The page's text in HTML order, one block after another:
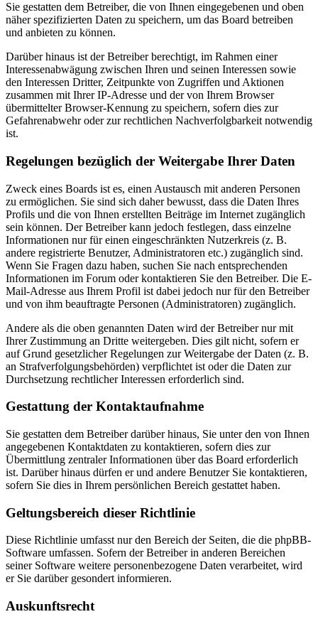
Sie gestatten dem Betreiber, die von Ihnen eingegebenen und oben
näher spezifizierten Daten zu speichern, um das Board betreiben
und anbieten zu können.
Darüber hinaus ist der Betreiber berechtigt, im Rahmen einer
Interessenabwägung zwischen Ihren und seinen Interessen sowie
den Interessen Dritter, Zeitpunkte von Zugriffen und Aktionen
zusammen mit Ihrer IP-Adresse und der von Ihrem Browser
übermittelter Browser-Kennung zu speichern, sofern dies zur
Gefahrenabwehr oder zur rechtlichen Nachverfolgbarkeit notwendig
ist.
Regelungen bezüglich der Weitergabe Ihrer Daten
Zweck eines Boards ist es, einen Austausch mit anderen Personen
zu ermöglichen. Sie sind sich daher bewusst, dass die Daten Ihres
Profils und die von Ihnen erstellten Beiträge im Internet zugänglich
sein können. Der Betreiber kann jedoch festlegen, dass einzelne
Informationen nur für einen eingeschränkten Nutzerkreis (z. B.
andere registrierte Benutzer, Administratoren etc.) zugänglich sind.
Wenn Sie Fragen dazu haben, suchen Sie nach entsprechenden
Informationen im Forum oder kontaktieren Sie den Betreiber. Die E-
Mail-Adresse aus Ihrem Profil ist dabei jedoch nur für den Betreiber
und von ihm beauftragte Personen (Administratoren) zugänglich.
Andere als die oben genannten Daten wird der Betreiber nur mit
Ihrer Zustimmung an Dritte weitergeben. Dies gilt nicht, sofern er
auf Grund gesetzlicher Regelungen zur Weitergabe der Daten (z. B.
an Strafverfolgungsbehörden) verpflichtet ist oder die Daten zur
Durchsetzung rechtlicher Interessen erforderlich sind.
Gestattung der Kontaktaufnahme
Sie gestatten dem Betreiber darüber hinaus, Sie unter den von Ihnen
angegebenen Kontaktdaten zu kontaktieren, sofern dies zur
Übermittlung zentraler Informationen über das Board erforderlich
ist. Darüber hinaus dürfen er und andere Benutzer Sie kontaktieren,
sofern Sie dies in Ihrem persönlichen Bereich gestattet haben.
Geltungsbereich dieser Richtlinie
Diese Richtlinie umfasst nur den Bereich der Seiten, die die phpBB-
Software umfassen. Sofern der Betreiber in anderen Bereichen
seiner Software weitere personenbezogene Daten verarbeitet, wird
er Sie darüber gesondert informieren.
Auskunftsrecht